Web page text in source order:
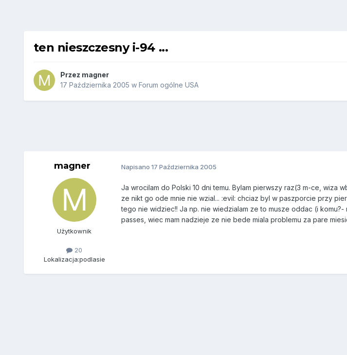
ten nieszczesny i-94 ...
Przez magner
17 Października 2005 w Forum ogólne USA
magner
Użytkownik
20
Lokalizacja:podlasie
Napisano 17 Października 2005
Ja wrocilam do Polski 10 dni temu. Bylam pierwszy raz(3 m-ce,
ze nikt go ode mnie nie wzial... :evil: chciaz byl w paszporcie przy
tego nie widziec!! Ja np. nie wiedzialam ze to musze oddac (i
passes, wiec mam nadzieje ze nie bede miala problemu za pare